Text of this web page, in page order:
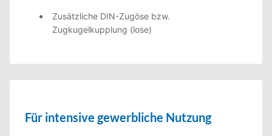
Zusätzliche DIN-Zugöse bzw.
Zugkugelkupplung (lose)
Für intensive gewerbliche Nutzung